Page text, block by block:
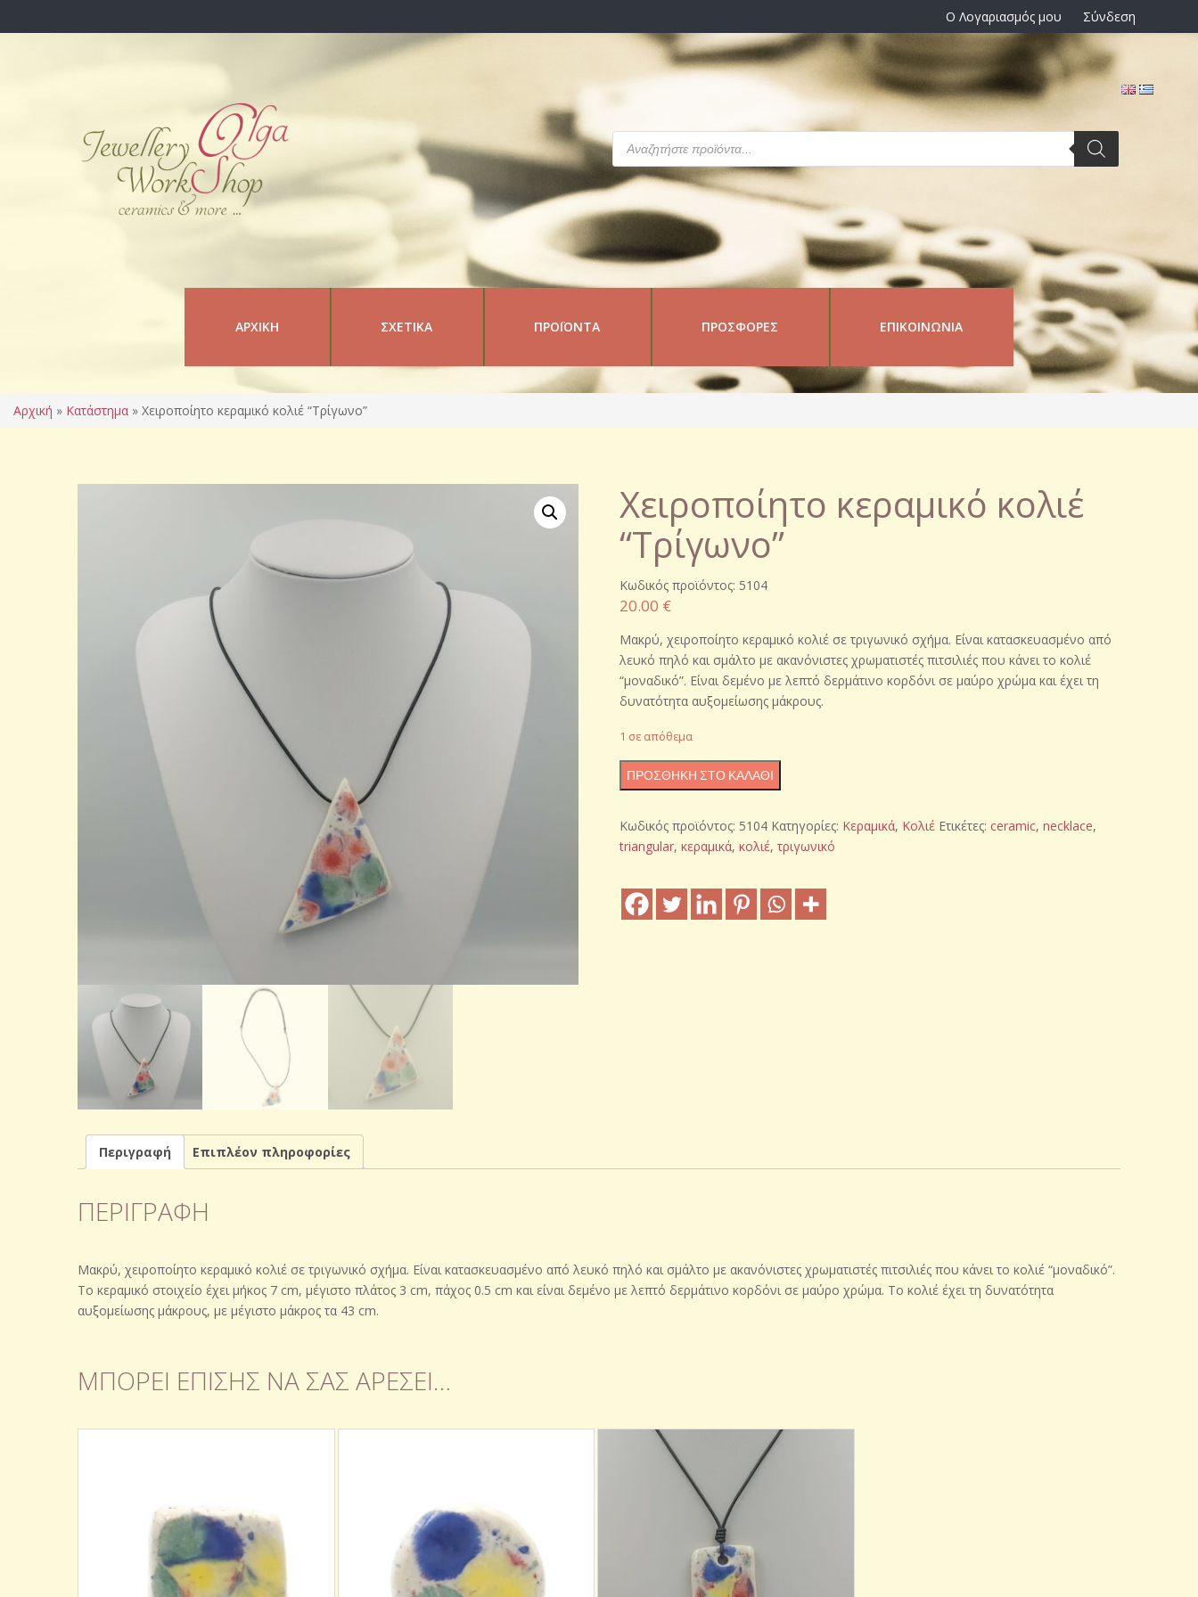
Ο Λογαριασμός μου Σύνδεση
Products
search
ΑΡΧΙΚΉ ΣΧΕΤΙΚΆ ΠΡΟΪΌΝΤΑ ΠΡΟΣΦΟΡΈΣ ΕΠΙΚΟΙΝΩΝΊΑ
Αρχική » Κατάστημα » Χειροποίητο κεραμικό κολιέ “Τρίγωνο”
Χειροποίητο κεραμικό κολιέ
“Τρίγωνο”
Κωδικός προϊόντος: 5104
20.00 €
Μακρύ, χειροποίητο κεραμικό κολιέ σε τριγωνικό σχήμα. Είναι κατασκευασμένο από
λευκό πηλό και σμάλτο με ακανόνιστες χρωματιστές πιτσιλιές που κάνει το κολιέ
“μοναδικό”. Είναι δεμένο με λεπτό δερμάτινο κορδόνι σε μαύρο χρώμα και έχει τη
δυνατότητα αυξομείωσης μάκρους.
1 σε απόθεμα
Χειροποίητο
κεραμικό
"Τρίγωνο"
ποσότητα
ΠΡΟΣΘΉΚΗ ΣΤΟ ΚΑΛΆΘΙ
Κωδικός προϊόντος: 5104 Κατηγορίες: Κεραμικά, Κολιέ Ετικέτες:ceramic,necklace,
triangular,κεραμικά,κολιέ,τριγωνικό
Περιγραφή Επιπλέον πληροφορίες
ΠΕΡΙΓΡΑΦΉ
Μακρύ, χειροποίητο κεραμικό κολιέ σε τριγωνικό σχήμα. Είναι κατασκευασμένο από λευκό πηλό και σμάλτο με ακανόνιστες χρωματιστές πιτσιλιές που κάνει το κολιέ “μοναδικό”.
Το κεραμικό στοιχείο έχει μήκος 7 cm, μέγιστο πλάτος 3 cm, πάχος 0.5 cm και είναι δεμένο με λεπτό δερμάτινο κορδόνι σε μαύρο χρώμα. Το κολιέ έχει τη δυνατότητα
αυξομείωσης μάκρους, με μέγιστο μάκρος τα 43 cm.
ΜΠΟΡΕΊ ΕΠΊΣΗΣ ΝΑ ΣΑΣ ΑΡΈΣΕΙ…